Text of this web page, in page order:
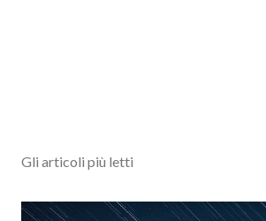
Gli articoli più letti